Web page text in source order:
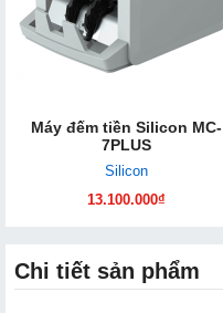
Máy đếm tiền Silicon MC-
7PLUS
Silicon
13.100.000₫
Chi tiết sản phẩm